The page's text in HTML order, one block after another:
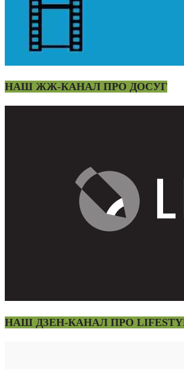
НАШ ЖЖ-КАНАЛ ПРО ДОСУГ
НАШ ДЗЕН-КАНАЛ ПРО